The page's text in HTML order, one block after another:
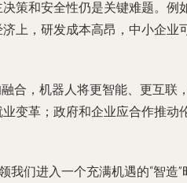
和安全性仍是关键难题。例
上，研发成本高昂，中小企
合，机器人将更智能、更互
变革；政府和企业应合作推
们进入一个充满机遇的“智